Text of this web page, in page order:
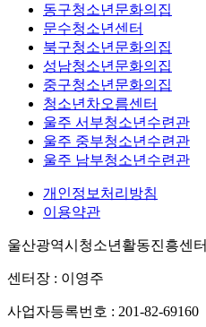
동구청소년문화의집
문수청소년센터
북구청소년문화의집
성남청소년문화의집
중구청소년문화의집
청소년차오름센터
울주 서부청소년수련관
울주 중부청소년수련관
울주 남부청소년수련관
개인정보처리방침
이용약관
울산광역시청소년활동진흥센터
센터장 : 이영주
사업자등록번호 : 201-82-69160